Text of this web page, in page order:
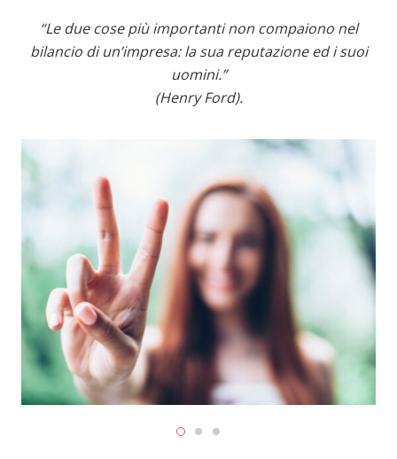
“Le due cose più importanti non compaiono nel
bilancio di un’impresa: la sua reputazione ed i suoi
uomini.”
(Henry Ford).